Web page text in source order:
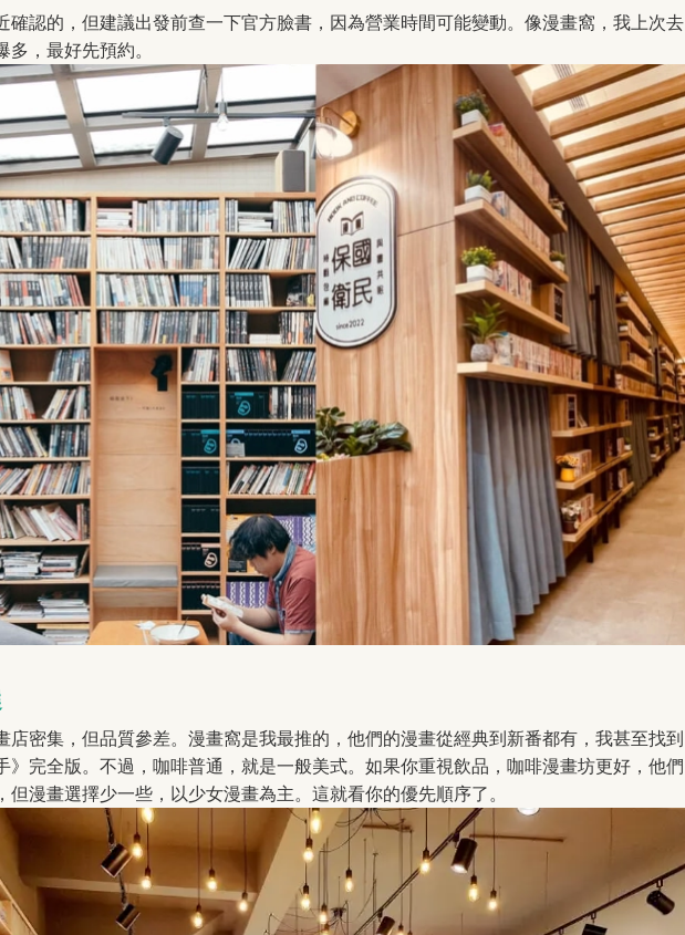
確認的，但建議出發前查一下官方臉書，因為營業時間可能變動。像漫畫窩，我上次去
多，最好先預約。
店密集，但品質參差。漫畫窩是我最推的，他們的漫畫從經典到新番都有，我甚至找到
》完全版。不過，咖啡普通，就是一般美式。如果你重視飲品，咖啡漫畫坊更好，他們
但漫畫選擇少一些，以少女漫畫為主。這就看你的優先順序了。